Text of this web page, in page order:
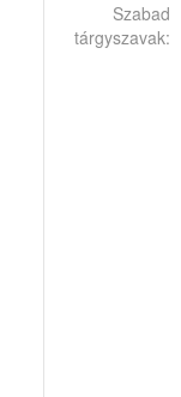
Szabad
tárgyszavak: